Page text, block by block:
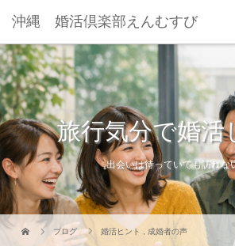
沖縄 婚活倶楽部えんむすび
旅行気分で婚活
出会いは待っていても訪れな
ブログ 婚活ヒント 成婚者の声